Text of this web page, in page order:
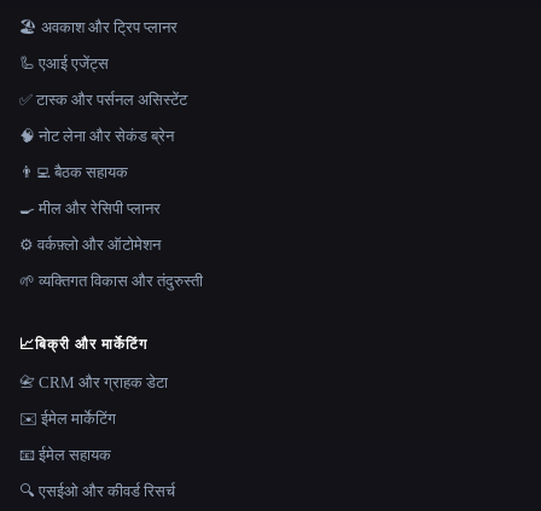
🏖 अवकाश और ट्रिप प्लानर
🦾 एआई एजेंट्स
✅ टास्क और पर्सनल असिस्टेंट
🧠 नोट लेना और सेकंड ब्रेन
👨‍💻 बैठक सहायक
🍳 मील और रेसिपी प्लानर
⚙️ वर्कफ़्लो और ऑटोमेशन
🌱 व्यक्तिगत विकास और तंदुरुस्ती
📈बिक्री और मार्केटिंग
📇 CRM और ग्राहक डेटा
✉️ ईमेल मार्केटिंग
📧 ईमेल सहायक
🔍 एसईओ और कीवर्ड रिसर्च